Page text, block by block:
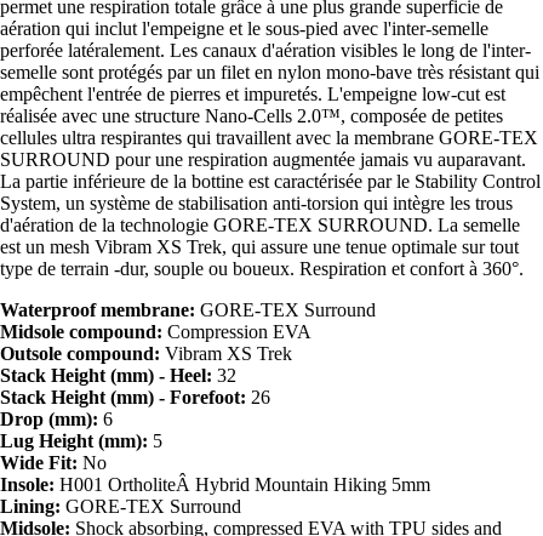
permet une respiration totale grâce à une plus grande superficie de
aération qui inclut l'empeigne et le sous-pied avec l'inter-semelle
perforée latéralement. Les canaux d'aération visibles le long de l'inter-
semelle sont protégés par un filet en nylon mono-bave très résistant qui
empêchent l'entrée de pierres et impuretés. L'empeigne low-cut est
réalisée avec une structure Nano-Cells 2.0™, composée de petites
cellules ultra respirantes qui travaillent avec la membrane GORE-TEX
SURROUND pour une respiration augmentée jamais vu auparavant.
La partie inférieure de la bottine est caractérisée par le Stability Control
System, un système de stabilisation anti-torsion qui intègre les trous
d'aération de la technologie GORE-TEX SURROUND. La semelle
est un mesh Vibram XS Trek, qui assure une tenue optimale sur tout
type de terrain -dur, souple ou boueux. Respiration et confort à 360°.
Waterproof membrane: GORE-TEX Surround
Midsole compound: Compression EVA
Outsole compound: Vibram XS Trek
Stack Height (mm) - Heel: 32
Stack Height (mm) - Forefoot: 26
Drop (mm): 6
Lug Height (mm): 5
Wide Fit: No
Insole: H001 OrtholiteÂ Hybrid Mountain Hiking 5mm
Lining: GORE-TEX Surround
Midsole: Shock absorbing, compressed EVA with TPU sides and